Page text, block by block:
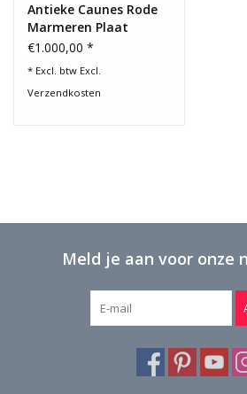
Antieke Caunes Rode
Marmeren Plaat
€1.000,00 *
* Excl. btw Excl.
Verzendkosten
Meld je aan voor onze